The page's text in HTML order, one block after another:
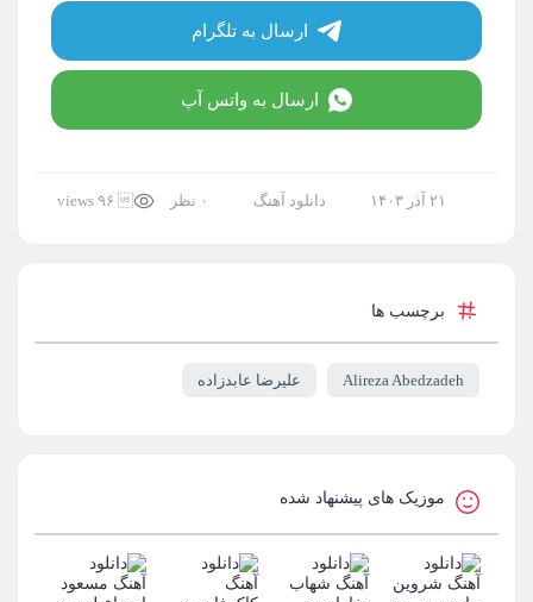
ارسال به تلگرام
ارسال به واتس آپ
۲۱ آذر ۱۴۰۳ دانلود آهنگ ۰ نظر ۹۶ views
برچسب ها
Alireza Abedzadeh علیرضا عابدزاده
موزیک های پیشنهاد شده